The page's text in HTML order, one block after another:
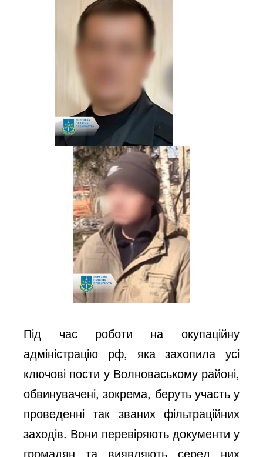
Під час роботи на окупаційну
адміністрацію рф, яка захопила усі
ключові пости у Волноваському районі,
обвинувачені, зокрема, беруть участь у
проведенні так званих фільтраційних
заходів. Вони перевіряють документи у
громадян та виявляють серед них